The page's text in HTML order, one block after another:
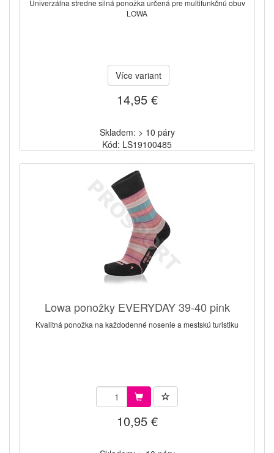
Univerzálna stredne silná ponožka určená pre multifunkčnú obuv
LOWA
Více variant
14,95 €
Skladem: > 10 páry
Kód: LS19100485
Lowa ponožky EVERYDAY 39-40 pink
Kvalitná ponožka na každodenné nosenie a mestskú turistiku
10,95 €